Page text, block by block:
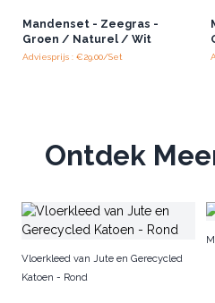
Mandenset - Zeegras -
Groen / Naturel / Wit
Adviesprijs : €29.00/Set
Ontdek
Vloerkleed van Jute en Gerecycled
Katoen - Rond